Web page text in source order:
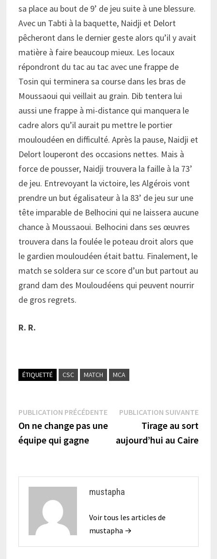
sa place au bout de 9’ de jeu suite à une blessure.
Avec un Tabti à la baquette, Naidji et Delort
pêcheront dans le dernier geste alors qu’il y avait
matière à faire beaucoup mieux. Les locaux
répondront du tac au tac avec une frappe de
Tosin qui terminera sa course dans les bras de
Moussaoui qui veillait au grain. Dib tentera lui
aussi une frappe à mi-distance qui manquera le
cadre alors qu’il aurait pu mettre le portier
mouloudéen en difficulté. Après la pause, Naidji et
Delort louperont des occasions nettes. Mais à
force de pousser, Naidji trouvera la faille à la 73’
de jeu. Entrevoyant la victoire, les Algérois vont
prendre un but égalisateur à la 83’ de jeu sur une
tête imparable de Belhocini qui ne laissera aucune
chance à Moussaoui. Belhocini dans ses œuvres
trouvera dans la foulée le poteau droit alors que
le gardien mouloudéen était battu. Finalement, le
match se soldera sur ce score d’un but partout au
grand dam des Mouloudéens qui peuvent nourrir
de gros regrets.
R. R.
ÉTIQUETTÉ CSC MATCH MCA
Navigation
de
l’article
PUBLICATION PRÉCÉDENTEPublication
précédente :
On ne change pas une
équipe qui gagne
PUBLICATION SUIVANTE
Tirage au sort
aujourd’hui au Caire
mustapha
Voir tous les articles de
mustapha →